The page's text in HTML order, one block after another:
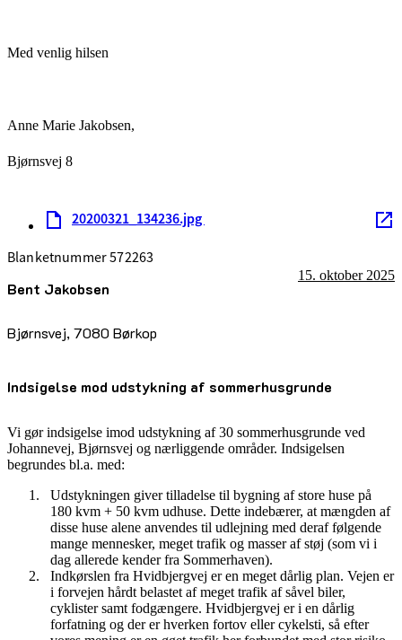
Med venlig hilsen
Anne Marie Jakobsen,
Bjørnsvej 8
20200321_134236.jpg
Blanketnummer 572263
Bent Jakobsen
Bjørnsvej, 7080 Børkop
15. oktober 2025
Indsigelse mod udstykning af sommerhusgrunde
Vi gør indsigelse imod udstykning af 30 sommerhusgrunde ved
Johannevej, Bjørnsvej og nærliggende områder. Indsigelsen
begrundes bl.a. med:
Udstykningen giver tilladelse til bygning af store huse på
180 kvm + 50 kvm udhuse. Dette indebærer, at mængden af
disse huse alene anvendes til udlejning med deraf følgende
mange mennesker, meget trafik og masser af støj (som vi i
dag allerede kender fra Sommerhaven).
Indkørslen fra Hvidbjergvej er en meget dårlig plan. Vejen er
i forvejen hårdt belastet af meget trafik af såvel biler,
cyklister samt fodgængere. Hvidbjergvej er i en dårlig
forfatning og der er hverken fortov eller cykelsti, så efter